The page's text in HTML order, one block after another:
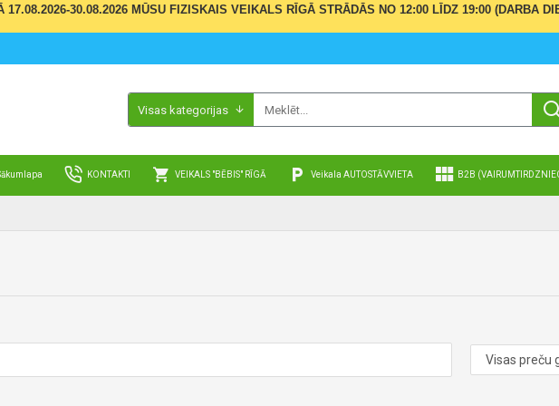
30.08.2026 MŪSU FIZISKAIS VEIKALS RĪGĀ STRĀDĀS NO 12:00 LĪDZ 19:00 (DARBA
Visas kategorijas
KONTAKTI VEIKALS "BĒBIS" RĪGĀ Veikala AUTOSTĀVVIETA B2B